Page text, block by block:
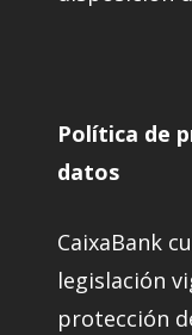
Política de
datos
CaixaBank
legislación
protección